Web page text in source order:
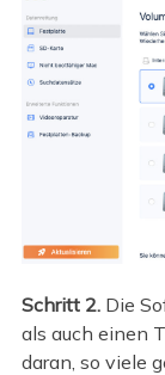
Schritt 2. Die
als auch einen
daran, so viele